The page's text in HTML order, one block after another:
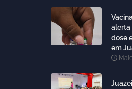
alerta
dose
em